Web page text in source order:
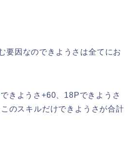
要因なのできようさは全てにお
きようさ+60、18Pできようさ
のスキルだけできようさが合計